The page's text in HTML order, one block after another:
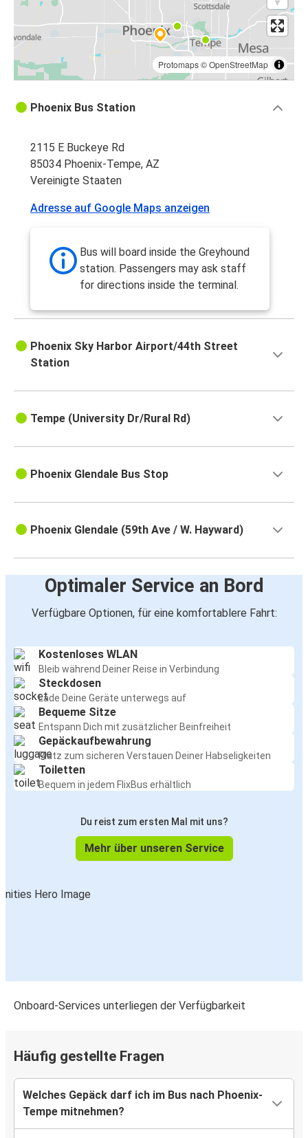
Houston, TX
Protomaps©OpenStreetMap
Phoenix Bus Station
2115 E Buckeye Rd
85034 Phoenix-Tempe, AZ
Vereinigte Staaten
Adresse auf Google Maps anzeigen
Bus will board inside the Greyhound
station. Passengers may ask staff
for directions inside the terminal.
Phoenix Sky Harbor Airport/44th Street
Station
Tempe (University Dr/Rural Rd)
Phoenix Glendale Bus Stop
Phoenix Glendale (59th Ave / W. Hayward)
Optimaler Service an Bord
Verfügbare Optionen, für eine komfortablere Fahrt:
Kostenloses WLAN
Bleib während Deiner Reise in Verbindung
Steckdosen
Lade Deine Geräte unterwegs auf
Bequeme Sitze
Entspann Dich mit zusätzlicher Beinfreiheit
Gepäckaufbewahrung
Platz zum sicheren Verstauen Deiner Habseligkeiten
Toiletten
Bequem in jedem FlixBus erhältlich
Du reist zum ersten Mal mit uns?
Mehr über unseren Service
Onboard-Services unterliegen der Verfügbarkeit
Häufig gestellte Fragen
Welches Gepäck darf ich im Bus nach Phoenix-
Tempe mitnehmen?